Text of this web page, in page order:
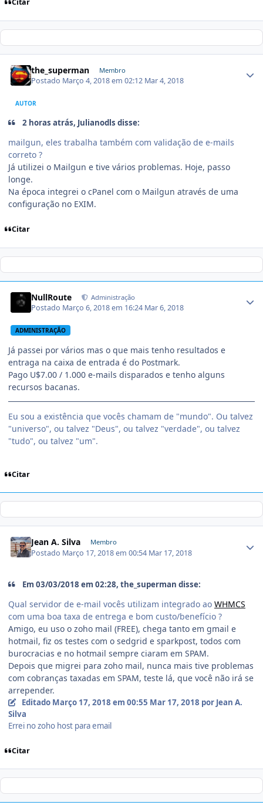
Citar
the_superman Membro
Postado Março 4, 2018 em 02:12 Mar 4, 2018
AUTOR
2 horas atrás, Julianodls disse:
mailgun, eles trabalha também com validação de e-mails
correto ?
Já utilizei o Mailgun e tive vários problemas. Hoje, passo
longe.
Na época integrei o cPanel com o Mailgun através de uma
configuração no EXIM.
Citar
NullRoute Administração
Postado Março 6, 2018 em 16:24 Mar 6, 2018
ADMINISTRAÇÃO
Já passei por vários mas o que mais tenho resultados e
entraga na caixa de entrada é do Postmark.
Pago U$7.00 / 1.000 e-mails disparados e tenho alguns
recursos bacanas.
Eu sou a existência que vocês chamam de "mundo". Ou talvez
"universo", ou talvez "Deus", ou talvez "verdade", ou talvez
"tudo", ou talvez "um".
Citar
Jean A. Silva Membro
Postado Março 17, 2018 em 00:54 Mar 17, 2018
Em 03/03/2018 em 02:28, the_superman disse:
Qual servidor de e-mail vocês utilizam integrado ao WHMCS
com uma boa taxa de entrega e bom custo/benefício ?
Amigo, eu uso o zoho mail (FREE), chega tanto em gmail e
hotmail, fiz os testes com o sedgrid e sparkpost, todos com
burocracias e no hotmail sempre ciaram em SPAM.
Depois que migrei para zoho mail, nunca mais tive problemas
com cobranças taxadas em SPAM, teste lá, que você não irá se
arrepender.
Editado Março 17, 2018 em 00:55 Mar 17, 2018 por Jean A.
Silva
Errei no zoho host para email
Citar